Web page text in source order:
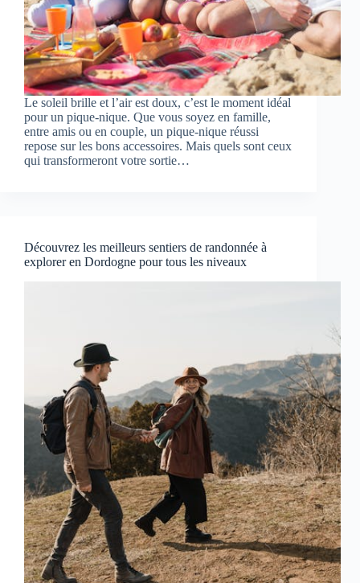
Le soleil brille et l’air est doux, c’est le moment idéal
pour un pique-nique. Que vous soyez en famille,
entre amis ou en couple, un pique-nique réussi
repose sur les bons accessoires. Mais quels sont ceux
qui transformeront votre sortie…
Découvrez les meilleurs sentiers de randonnée à
explorer en Dordogne pour tous les niveaux